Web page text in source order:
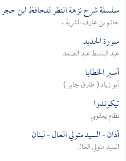
سلسلة شرح نزهة النظر للحافظ ابن حجر
حاتم بن عارف الشريف
سورة الحديد
عبد الباسط عبد الصمد
أسير الخطايا
أبو زياد ( طارق جابر )
تيكوندوا
نظام يعقوبي
أذان - السيد متولي العال - لبنان
السيد متولي العال